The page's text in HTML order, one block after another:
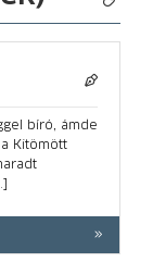
bíró, ámde
Kitömött